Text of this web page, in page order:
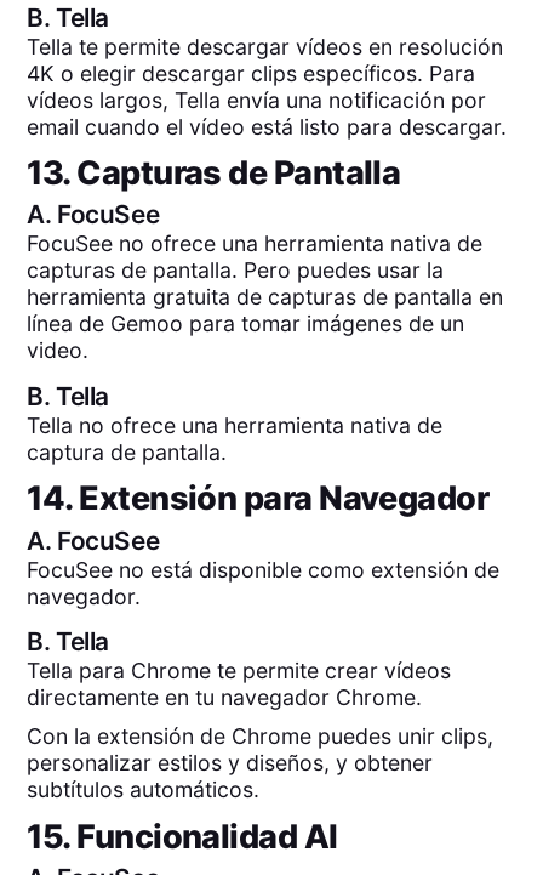
B.Tella
Tella te permite descargar vídeos en resolución
4K o elegir descargar clips específicos. Para
vídeos largos, Tella envía una notificación por
email cuando el vídeo está listo para descargar.
13. Capturas de Pantalla
A. FocuSee
FocuSee no ofrece una herramienta nativa de
capturas de pantalla. Pero puedes usar la
herramienta gratuita de capturas de pantalla en
línea de Gemoo para tomar imágenes de un
video.
B.Tella
Tella no ofrece una herramienta nativa de
captura de pantalla.
14. Extensión para Navegador
A. FocuSee
FocuSee no está disponible como extensión de
navegador.
B.Tella
Tella para Chrome te permite crear vídeos
directamente en tu navegador Chrome.
Con la extensión de Chrome puedes unir clips,
personalizar estilos y diseños, y obtener
subtítulos automáticos.
15. Funcionalidad AI